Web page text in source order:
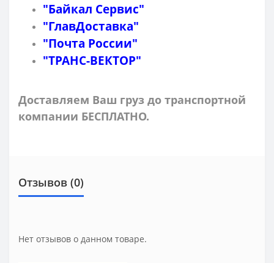
"Байкал Сервис"
"ГлавДоставка"
"Почта России"
"ТРАНС-ВЕКТОР"
Доставляем Ваш груз до транспортной
компании БЕСПЛАТНО.
Отзывов (0)
Нет отзывов о данном товаре.